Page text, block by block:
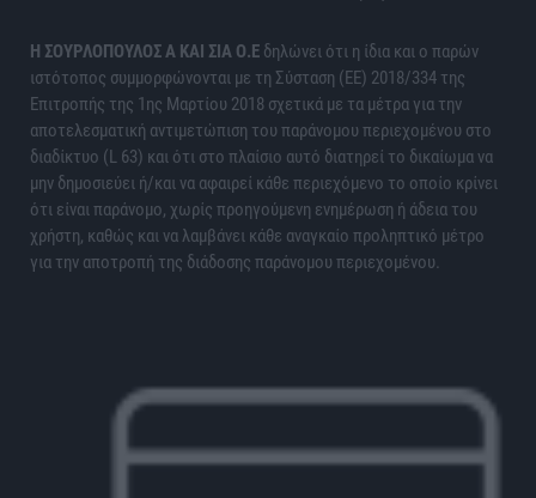
H ΣΟΥΡΛΟΠΟΥΛΟΣ Α ΚΑΙ ΣΙΑ Ο.Ε δηλώνει ότι η ίδια και ο παρών
ιστότοπος συμμορφώνονται με τη Σύσταση (ΕΕ) 2018/334 της
Επιτροπής της 1ης Μαρτίου 2018 σχετικά με τα μέτρα για την
αποτελεσματική αντιμετώπιση του παράνομου περιεχομένου στο
διαδίκτυο (L 63) και ότι στο πλαίσιο αυτό διατηρεί το δικαίωμα να
μην δημοσιεύει ή/και να αφαιρεί κάθε περιεχόμενο το οποίο κρίνει
ότι είναι παράνομο, χωρίς προηγούμενη ενημέρωση ή άδεια του
χρήστη, καθώς και να λαμβάνει κάθε αναγκαίο προληπτικό μέτρο
για την αποτροπή της διάδοσης παράνομου περιεχομένου.